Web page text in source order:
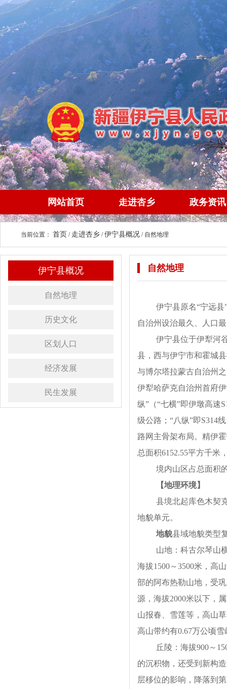
网站首页 走进杏乡 政务资讯
当前位置： 首页 / 走进杏乡 /伊宁县概况 / 自然地理
伊宁县概况
自然地理
历史文化
区划人口
经济发展
民生发展
自然地理
伊宁县原名“宁远
自治州设治最久、人口
伊宁县位于伊犁河
县，西与伊宁市和霍城
与博尔塔拉蒙古自治州
伊犁哈萨克自治州首府
纵”（“七横”即伊墩高速
级公路；“八纵”即S314
路网主骨架布局。精伊
总面积6152.55平方千米
境内山区占总面积
【地理环境】
县境北起库色木契
地貌单元。
地貌县域地貌类型
山地：科古尔琴山
海拔1500～3500米，高
部的阿布热勒山地，受
源，海拔2000米以下，
山报春、雪莲等，高山
高山带约有0.67万公顷雪
丘陵：海拔900～
的沉积物，还受到新构
层移位的影响，降落到